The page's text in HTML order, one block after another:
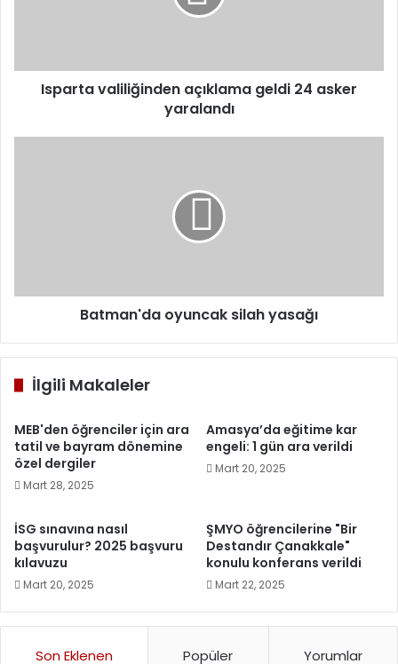
Isparta valiliğinden açıklama geldi 24 asker
yaralandı
Batman'da oyuncak silah yasağı
İlgili Makaleler
MEB'den öğrenciler için ara
tatil ve bayram dönemine
özel dergiler
Mart 28, 2025
Amasya’da eğitime kar
engeli: 1 gün ara verildi
Mart 20, 2025
İSG sınavına nasıl
başvurulur? 2025 başvuru
kılavuzu
Mart 20, 2025
ŞMYO öğrencilerine "Bir
Destandır Çanakkale"
konulu konferans verildi
Mart 22, 2025
Son Eklenen Popüler Yorumlar